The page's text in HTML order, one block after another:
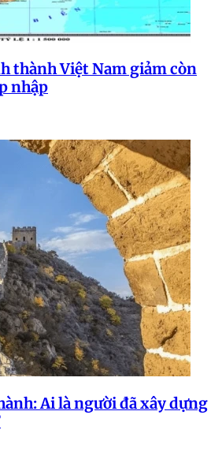
thành Việt Nam giảm còn
nhập
Ai là người đã xây dựng